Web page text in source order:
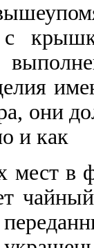
они
и как
мест в